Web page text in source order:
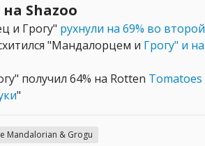
Shazoo
и Грогу" рухнули на 69% во
"Мандалорцем и Грогу" и
получил 64% на Rotten
"
Mandalorian & Grogu